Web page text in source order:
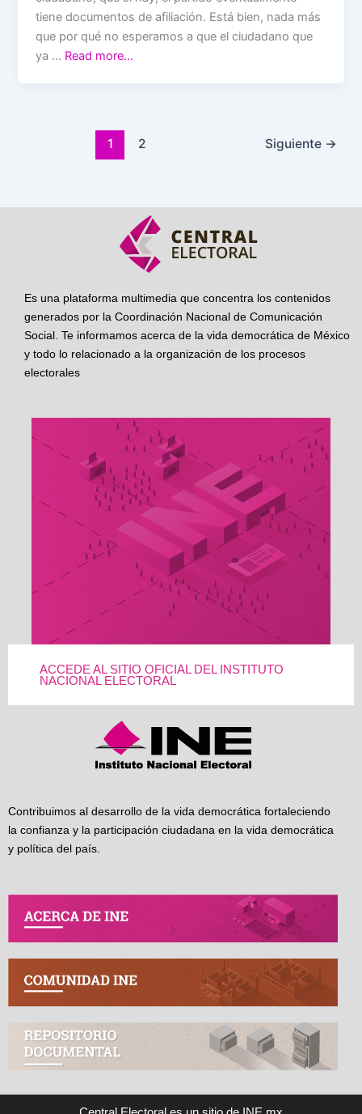
tiene documentos de afiliación. Está bien, nada más
que por qué no esperamos a que el ciudadano que
ya … Read more…
1 2 Siguiente →
Es una plataforma multimedia que concentra los contenidos
generados por la Coordinación Nacional de Comunicación
Social. Te informamos acerca de la vida democrática de México
y todo lo relacionado a la organización de los procesos
electorales
ACCEDE AL SITIO OFICIAL DEL INSTITUTO
NACIONAL ELECTORAL
Contribuimos al desarrollo de la vida democrática fortaleciendo
la confianza y la participación ciudadana en la vida democrática
y política del país.